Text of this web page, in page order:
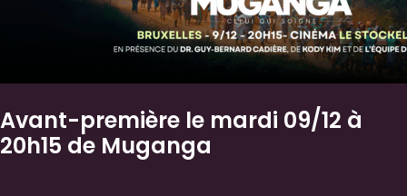
Avant-première le mardi 09/12 à
20h15 de Muganga